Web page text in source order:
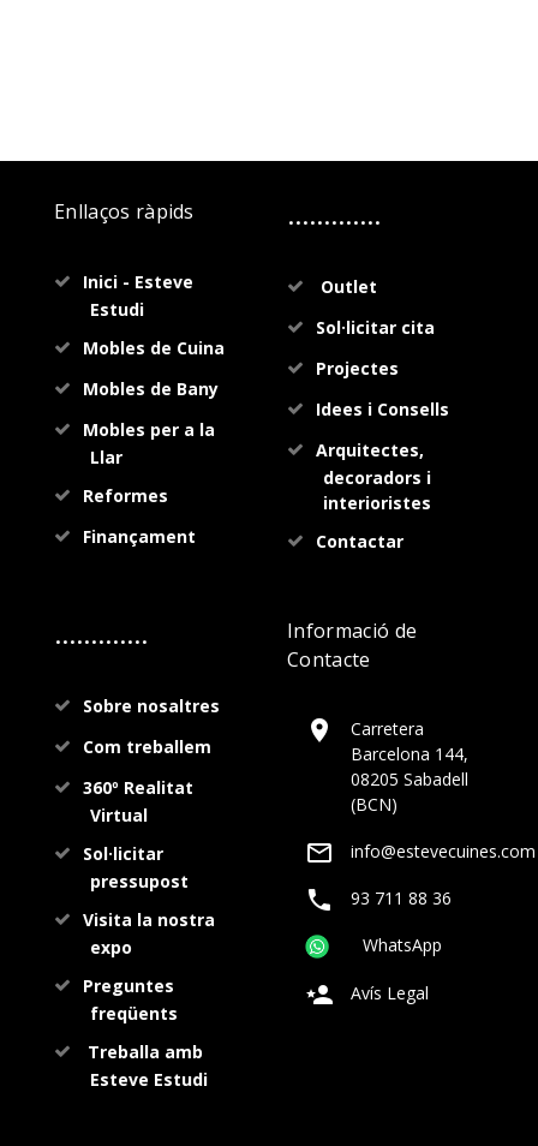
Enllaços ràpids
Inici - Esteve
Estudi
Mobles de Cuina
Mobles de Bany
Mobles per a la
Llar
Reformes
Finançament
.............
Outlet
Sol·licitar cita
Projectes
Idees i Consells
Arquitectes,
decoradors i
interioristes
Contactar
.............
Sobre nosaltres
Com treballem
360º Realitat
Virtual
Sol·licitar
pressupost
Visita la nostra
expo
Preguntes
freqüents
Treballa amb
Esteve Estudi
Informació de
Contacte
Carretera
Barcelona 144,
08205 Sabadell
(BCN)
info@estevecuines.com
93 711 88 36
WhatsApp
Avís Legal